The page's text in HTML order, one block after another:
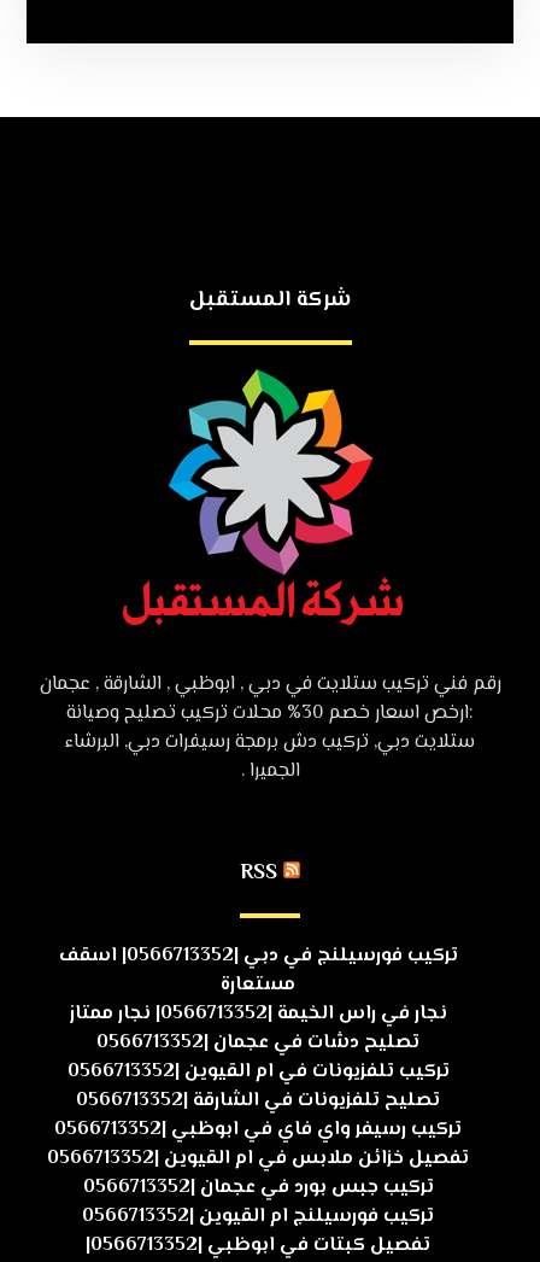
شركة المستقبل
رقم فني تركيب ستلايت في دبي , ابوظبي , الشارقة , عجمان
:ارخص اسعار خصم 30% محلات تركيب تصليح وصيانة
ستلايت دبي, تركيب دش برمجة رسيفرات دبي, البرشاء
الجميرا .
RSS
تركيب فورسيلنج في دبي |0566713352| اسقف
مستعارة
نجار في راس الخيمة |0566713352| نجار ممتاز
تصليح دشات في عجمان |0566713352
تركيب تلفزيونات في ام القيوين |0566713352
تصليح تلفزيونات في الشارقة |0566713352
تركيب رسيفر واي فاي في ابوظبي |0566713352
تفصيل خزائن ملابس في ام القيوين |0566713352
تركيب جبس بورد في عجمان |0566713352
تركيب فورسيلنج ام القيوين |0566713352
تفصيل كبتات في ابوظبي |0566713352|